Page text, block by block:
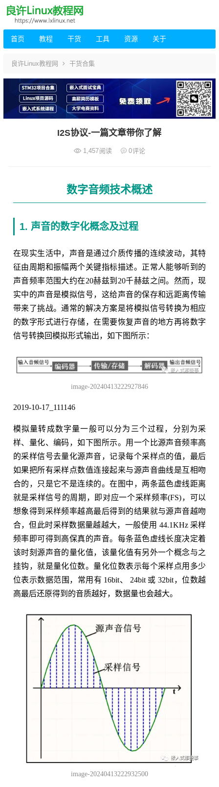
首页 教程 干货 工具 资源 关于
良许Linux教程网 干货合集
I2S协议-一篇文章带你了解
1,457阅读 0评论
数字音频技术概述
1. 声音的数字化概念及过程
在现实生活中，声音是通过介质传播的连续波动，其特
征由周期和振幅两个关键指标描述。正常人能够听到的
声音频率范围大约在20赫兹到20千赫兹之间。然而，现
实中的声音是模拟信号，这给声音的保存和远距离传输
带来了挑战。通常的解决方案是将模拟信号转换为相应
的数字形式进行存储，在需要恢复声音的地方再将数字
信号转换回模拟形式输出，如下图所示：
image-20240413222927846
2019-10-17_111146
模拟量转成数字量一般可以分为三个过程，分别为采
样、量化、编码，如下图所示。用一个比源声音频率高
的采样信号去量化源声音，记录每个采样点的值，最后
如果把所有采样点数值连接起来与源声音曲线是互相吻
合的，只是它不是连续的。在图中，两条蓝色虚线距离
就是采样信号的周期，即对应一个采样频率(FS)，可以
想象得到采样频率越高最后得到的结果就与源声音越吻
合，但此时采样数据量越越大，一般使用 44.1KHz 采样
频率即可得到高保真的声音。每条蓝色虚线长度决定着
该时刻源声音的量化值，该量化值有另外一个概念与之
挂钩，就是量化位数。量化位数表示每个采样点用多少
位表示数据范围，常用有 16bit、 24bit 或 32bit，位数越
高最后还原得到的音质越好，数据量也会越大。
image-20240413222932500